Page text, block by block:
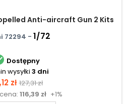
Anti-aircraft Gun 2 Kits
72294 - 1/72
Dostępny
wysyłki 3 dni
zł Cena
podstawowa
127,31 zł
116,39 zł +1%